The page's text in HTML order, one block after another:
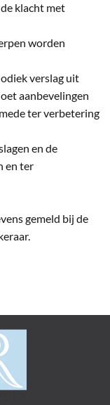
klacht met
worden
verslag uit
aanbevelingen
ter verbetering
en de
en ter
gemeld bij de